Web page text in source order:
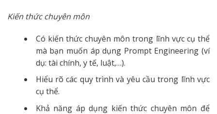
Kiến thức chuyên môn
Có kiến thức chuyên môn trong lĩnh vực cụ thể
mà bạn muốn áp dụng Prompt Engineering (ví
dụ: tài chính, y tế, luật,…).
Hiểu rõ các quy trình và yêu cầu trong lĩnh vực
cụ thể.
Khả năng áp dụng kiến thức chuyên môn để